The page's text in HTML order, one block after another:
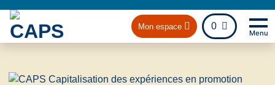
Mon espace 0
fichier
Menu